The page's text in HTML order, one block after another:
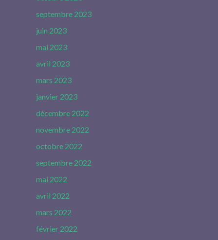
septembre 2023
juin 2023
mai 2023
avril 2023
mars 2023
janvier 2023
décembre 2022
novembre 2022
octobre 2022
septembre 2022
mai 2022
avril 2022
mars 2022
février 2022